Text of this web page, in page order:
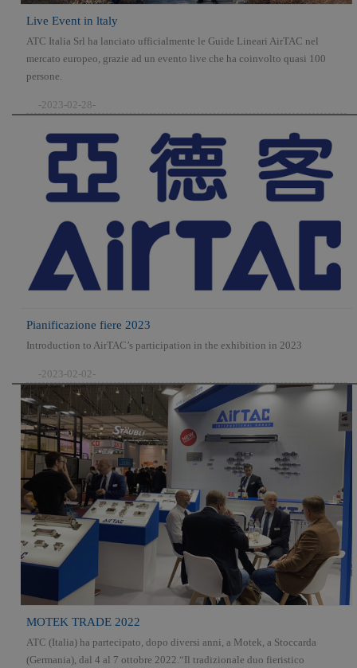
Live Event in ltaly
ATC Italia Srl ha lanciato ufficialmente le Guide Lineari AirTAC nel
mercato europeo, grazie ad un evento live che ha coinvolto quasi 100
persone.
-2023-02-28-
Pianificazione fiere 2023
Introduction to AirTAC’s participation in the exhibition in 2023
-2023-02-02-
MOTEK TRADE 2022
ATC (Italia) ha partecipato, dopo diversi anni, a Motek, a Stoccarda
(Germania), dal 4 al 7 ottobre 2022.“Il tradizionale duo fieristico